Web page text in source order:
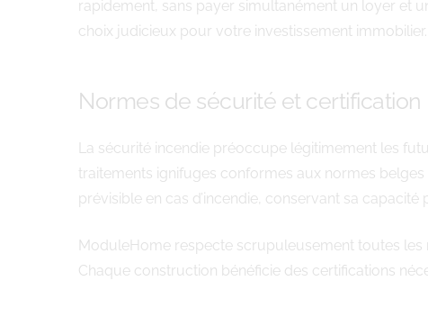
rapidement, sans payer simultanément un loyer et
choix judicieux pour votre investissement immobilier.
Normes de sécurité et certification
La sécurité incendie préoccupe légitimement les
traitements ignifuges conformes aux normes
prévisible en cas d’incendie, conservant sa
ModuleHome respecte scrupuleusement toutes les
Chaque construction bénéficie des certifications